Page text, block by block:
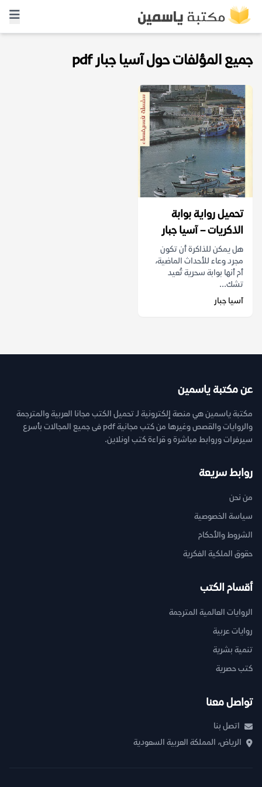
جميع المؤلفات حول آسيا جبار pdf
تحميل رواية بوابة
الذكريات – آسيا جبار
هل يمكن للذاكرة أن تكون
مجرد وعاء للأحداث الماضية،
أم أنها بوابة سحرية تُعيد
تشك...
آسيا جبار
عن مكتبة ياسمين
مكتبة ياسمين هي منصة إلكترونية لـ تحميل الكتب مجانا العربية والمترجمة
والروايات والقصص وغيرها من كتب مجانية pdf فى جميع المجالات بأسرع
سيرفرات وروابط مباشرة و قراءة كتب اونلاين.
روابط سريعة
من نحن
سياسة الخصوصية
الشروط والأحكام
حقوق الملكية الفكرية
أقسام الكتب
الروايات العالمية المترجمة
روايات عربية
تنمية بشرية
كتب حصرية
تواصل معنا
اتصل بنا
الرياض، المملكة العربية السعودية